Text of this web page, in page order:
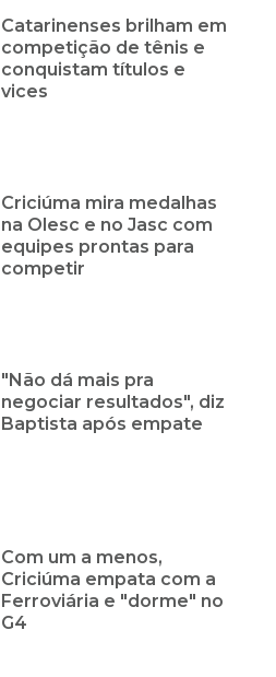
Catarinenses brilham em
competição de tênis e
conquistam títulos e
vices
Criciúma mira medalhas
na Olesc e no Jasc com
equipes prontas para
competir
"Não dá mais pra
negociar resultados", diz
Baptista após empate
Com um a menos,
Criciúma empata com a
Ferroviária e "dorme" no
G4